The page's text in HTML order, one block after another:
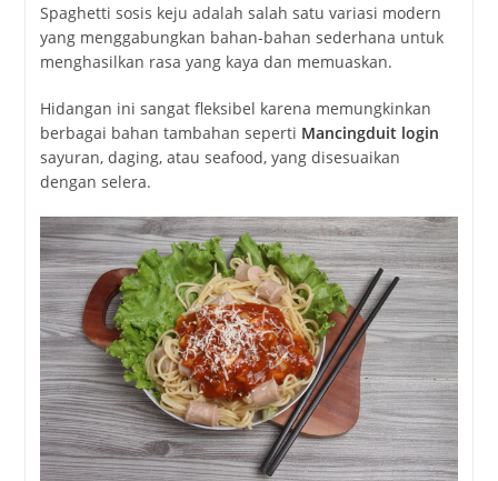
Spaghetti sosis keju adalah salah satu variasi modern
yang menggabungkan bahan-bahan sederhana untuk
menghasilkan rasa yang kaya dan memuaskan.
Hidangan ini sangat fleksibel karena memungkinkan
berbagai bahan tambahan seperti Mancingduit login
sayuran, daging, atau seafood, yang disesuaikan
dengan selera.